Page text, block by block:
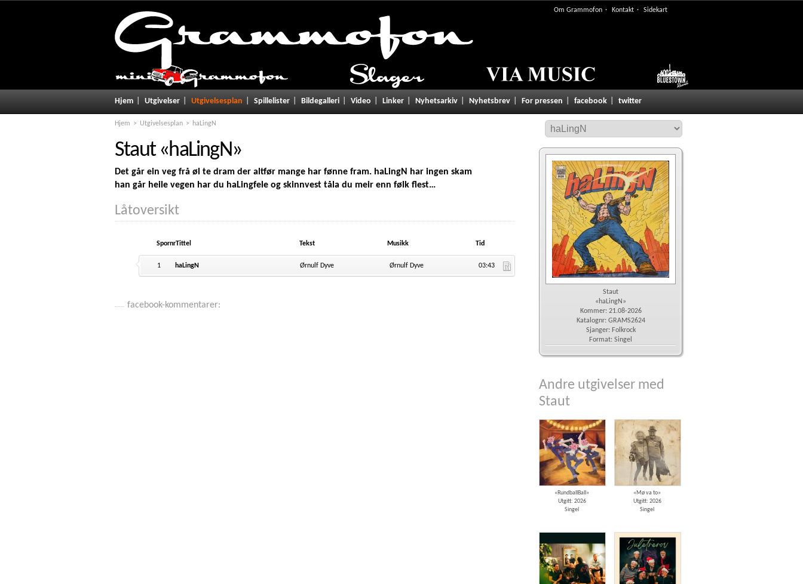
Om Grammofon Kontakt Sidekart
Hjem Utgivelser Utgivelsesplan Spillelister Bildegalleri Video Linker Nyhetsarkiv Nyhetsbrev For pressen facebook twitter
Hjem Utgivelsesplan haLingN
Staut«haLingN»
Det går ein veg frå øl te dram der altfør mange har fønne fram. haLingN har ingen skam
han går heile vegen har du haLingfele og skinnvest tåla du meir enn følk flest…
Låtoversikt
SpornrTittel Tekst Musikk Tid
1 haLingN Ørnulf Dyve Ørnulf Dyve 03:43
Staut
«haLingN»
Kommer: 21.08-2026
Katalognr: GRAMS2624
Sjanger: Folkrock
Format: Singel
Andre utgivelser med
Staut
«RundballBall»
Utgitt: 2026
Singel
«Mø va to»
Utgitt: 2026
Singel